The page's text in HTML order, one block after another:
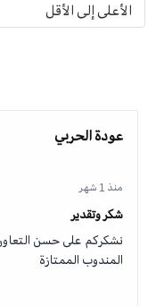
الأعلى إلى الأقل
عودة الحربي
منذ 1 شهر
شكر وتقدير
نشكركم على حسن
المندوب الممتازة